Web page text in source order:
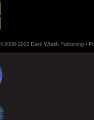
©2008-2022 Dark Wraith Publishing •